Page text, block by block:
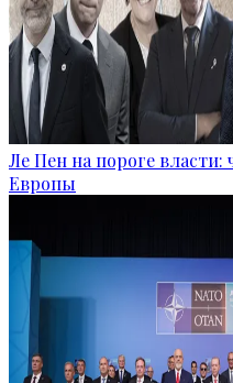
Ле Пен на пороге власти:
Европы